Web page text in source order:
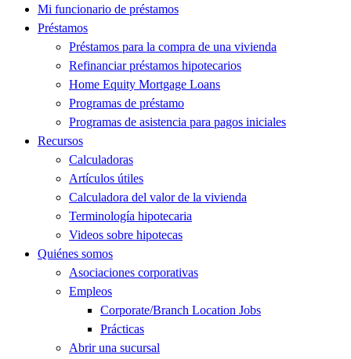
Mi funcionario de préstamos
Préstamos
Préstamos para la compra de una vivienda
Refinanciar préstamos hipotecarios
Home Equity Mortgage Loans
Programas de préstamo
Programas de asistencia para pagos iniciales
Recursos
Calculadoras
Artículos útiles
Calculadora del valor de la vivienda
Terminología hipotecaria
Videos sobre hipotecas
Quiénes somos
Asociaciones corporativas
Empleos
Corporate/Branch Location Jobs
Prácticas
Abrir una sucursal